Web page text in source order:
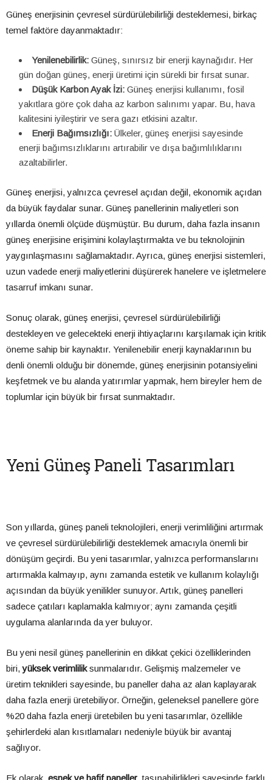
Güneş enerjisinin çevresel sürdürülebilirliği desteklemesi, birkaç
temel faktöre dayanmaktadır:
Yenilenebilirlik: Güneş, sınırsız bir enerji kaynağıdır. Her
gün doğan güneş, enerji üretimi için sürekli bir fırsat sunar.
Düşük Karbon Ayak İzi: Güneş enerjisi kullanımı, fosil
yakıtlara göre çok daha az karbon salınımı yapar. Bu, hava
kalitesini iyileştirir ve sera gazı etkisini azaltır.
Enerji Bağımsızlığı: Ülkeler, güneş enerjisi sayesinde
enerji bağımsızlıklarını artırabilir ve dışa bağımlılıklarını
azaltabilirler.
Güneş enerjisi, yalnızca çevresel açıdan değil, ekonomik açıdan
da büyük faydalar sunar. Güneş panellerinin maliyetleri son
yıllarda önemli ölçüde düşmüştür. Bu durum, daha fazla insanın
güneş enerjisine erişimini kolaylaştırmakta ve bu teknolojinin
yaygınlaşmasını sağlamaktadır. Ayrıca, güneş enerjisi sistemleri,
uzun vadede enerji maliyetlerini düşürerek hanelere ve işletmelere
tasarruf imkanı sunar.
Sonuç olarak, güneş enerjisi, çevresel sürdürülebilirliği
destekleyen ve gelecekteki enerji ihtiyaçlarını karşılamak için kritik
öneme sahip bir kaynaktır. Yenilenebilir enerji kaynaklarının bu
denli önemli olduğu bir dönemde, güneş enerjisinin potansiyelini
keşfetmek ve bu alanda yatırımlar yapmak, hem bireyler hem de
toplumlar için büyük bir fırsat sunmaktadır.
Yeni Güneş Paneli Tasarımları
Son yıllarda, güneş paneli teknolojileri, enerji verimliliğini artırmak
ve çevresel sürdürülebilirliği desteklemek amacıyla önemli bir
dönüşüm geçirdi. Bu yeni tasarımlar, yalnızca performanslarını
artırmakla kalmayıp, aynı zamanda estetik ve kullanım kolaylığı
açısından da büyük yenilikler sunuyor. Artık, güneş panelleri
sadece çatıları kaplamakla kalmıyor; aynı zamanda çeşitli
uygulama alanlarında da yer buluyor.
Bu yeni nesil güneş panellerinin en dikkat çekici özelliklerinden
biri,yüksek verimliliksunmalarıdır. Gelişmiş malzemeler ve
üretim teknikleri sayesinde, bu paneller daha az alan kaplayarak
daha fazla enerji üretebiliyor. Örneğin, geleneksel panellere göre
%20 daha fazla enerji üretebilen bu yeni tasarımlar, özellikle
şehirlerdeki alan kısıtlamaları nedeniyle büyük bir avantaj
sağlıyor.